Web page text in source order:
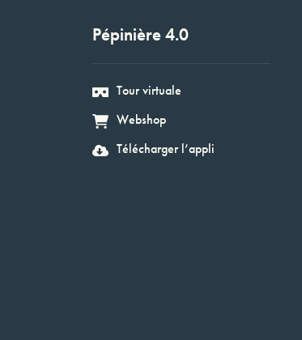
Pépinière 4.0
Tour virtuale
Webshop
Télécharger l’appli